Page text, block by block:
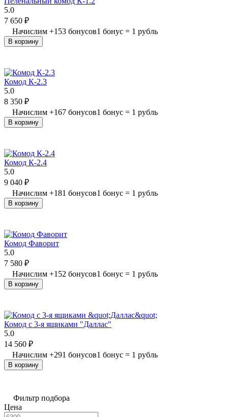
5.0
7 650 ₽
Начислим +153 бонусов1 бонус = 1 рубль
В корзину
Комод К-2.3
5.0
8 350 ₽
Начислим +167 бонусов1 бонус = 1 рубль
В корзину
Комод К-2.4
5.0
9 040 ₽
Начислим +181 бонусов1 бонус = 1 рубль
В корзину
Комод Фаворит
5.0
7 580 ₽
Начислим +152 бонусов1 бонус = 1 рубль
В корзину
Комод с 3-я ящиками "Даллас"
5.0
14 560 ₽
Начислим +291 бонусов1 бонус = 1 рубль
В корзину
Фильтр подбора
Цена